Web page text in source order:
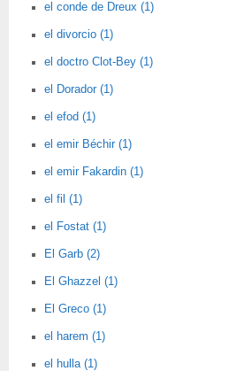
el conde de Dreux (1)
el divorcio (1)
el doctro Clot-Bey (1)
el Dorador (1)
el efod (1)
el emir Béchir (1)
el emir Fakardin (1)
el fil (1)
el Fostat (1)
El Garb (2)
El Ghazzel (1)
El Greco (1)
el harem (1)
el hulla (1)